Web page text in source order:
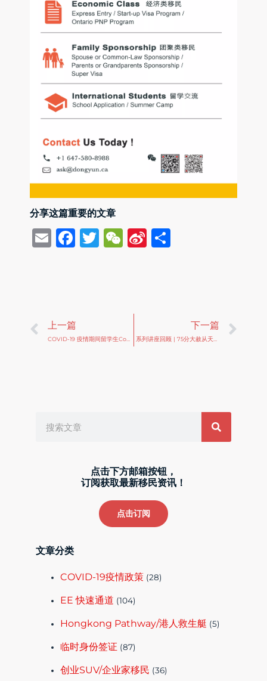
分享这篇重要的文章
EmailFacebook
Twitter
WeChat
Sina
上一篇 下一篇
点击下方邮箱按钮，
订阅获取最新移民资讯！
点击订阅
文章分类
COVID-19疫情政策 (28)
EE 快速通道 (104)
Hongkong Pathway/港人救生艇 (5)
临时身份签证 (87)
创业SUV/企业家移民 (36)